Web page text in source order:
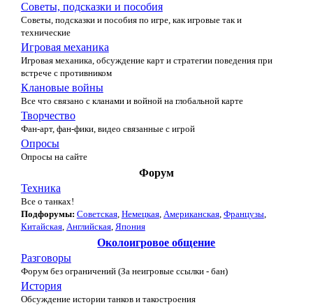
Советы, подсказки и пособия
Советы, подсказки и пособия по игре, как игровые так и
технические
Игровая механика
Игровая механика, обсуждение карт и стратегии поведения при
встрече с противником
Клановые войны
Все что связано с кланами и войной на глобальной карте
Творчество
Фан-арт, фан-фики, видео связанные с игрой
Опросы
Опросы на сайте
Форум
Техника
Все о танках!
Подфорумы: Советская, Немецкая, Американская, Французы,
Китайская, Английская, Япония
Околоигровое общение
Разговоры
Форум без ограничений (За неигровые ссылки - бан)
История
Обсуждение истории танков и такостроения